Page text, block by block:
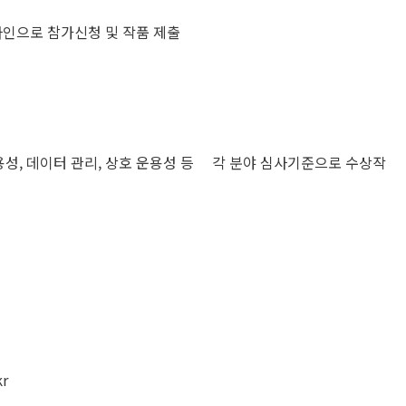
로 참가신청 및 작품 제출
, 데이터 관리, 상호 운용성 등 각 분야 심사기준으로 수상작